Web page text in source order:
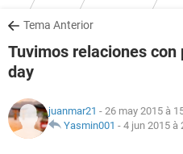
SALUD
FAMILIA
NUTRICIÓN
Tema Anterior
Tuvimos relaciones
day
juanmar21 - 26 may 2015 à
Yasmin001 - 4 jun 2015 à